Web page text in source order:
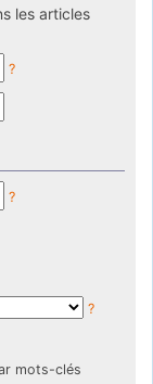
les articles
?
?
?
mots-clés